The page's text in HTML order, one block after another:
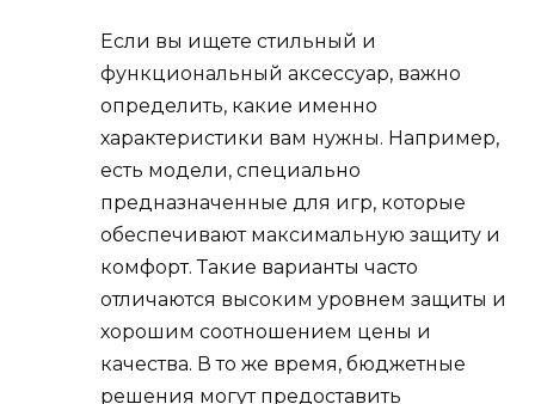
Если вы ищете стильный и
функциональный аксессуар, важно
определить, какие именно
характеристики вам нужны. Например,
есть модели, специально
предназначенные для игр, которые
обеспечивают максимальную защиту и
комфорт. Такие варианты часто
отличаются высоким уровнем защиты и
хорошим соотношением цены и
качества. В то же время, бюджетные
решения могут предоставить